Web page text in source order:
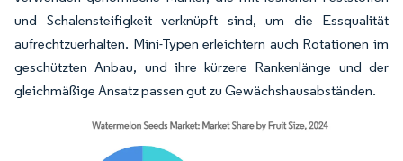
und Schalensteifigkeit verknüpft sind, um die Essqualität
aufrechtzuerhalten. Mini-Typen erleichtern auch Rotationen im
geschützten Anbau, und ihre kürzere Rankenlänge und der
gleichmäßige Ansatz passen gut zu Gewächshausabständen.